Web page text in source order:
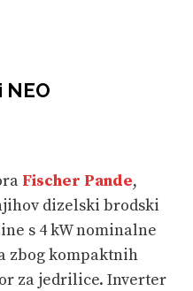
NEO
Fischer Pande,
dizelski brodski
s 4 kW nominalne
zbog kompaktnih
za jedrilice. Inverter